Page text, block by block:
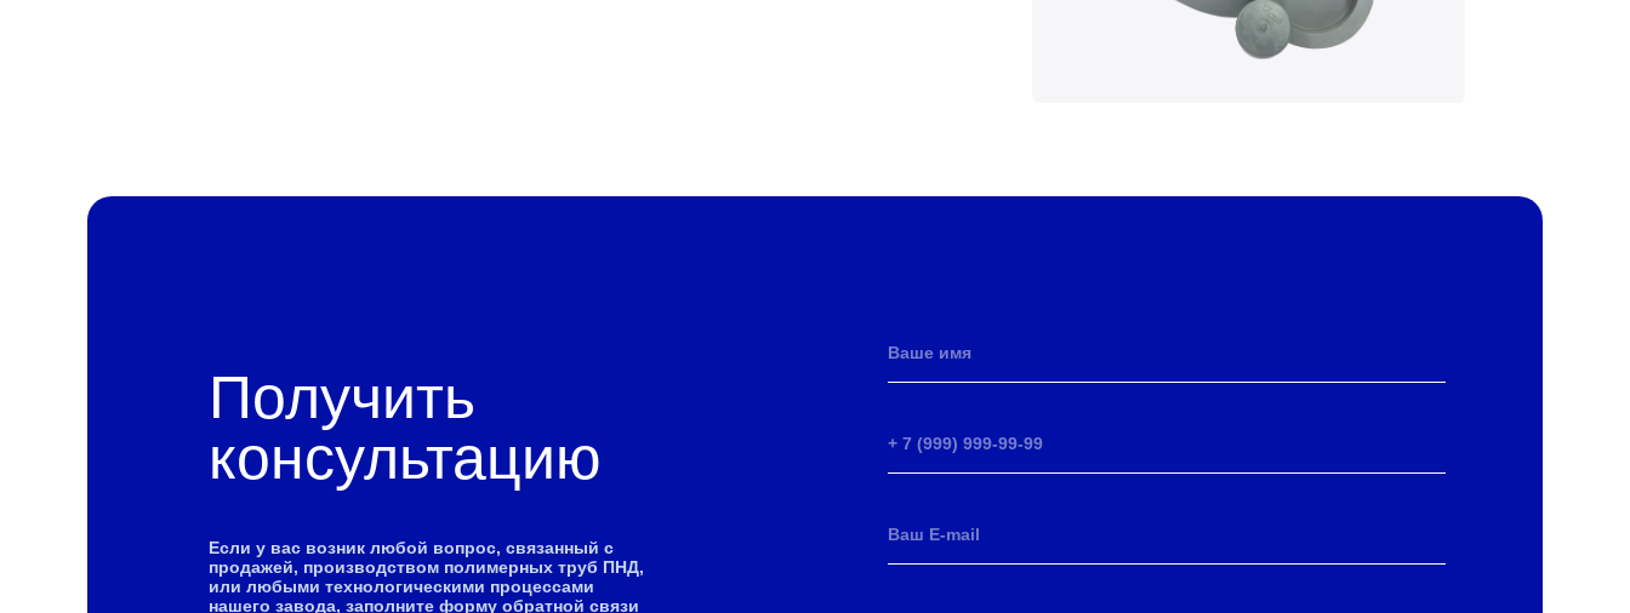
Получить
консультацию
Если у вас возник любой вопрос, связанный с
продажей, производством полимерных труб ПНД,
или любыми технологическими процессами
нашего завода, заполните форму обратной связи